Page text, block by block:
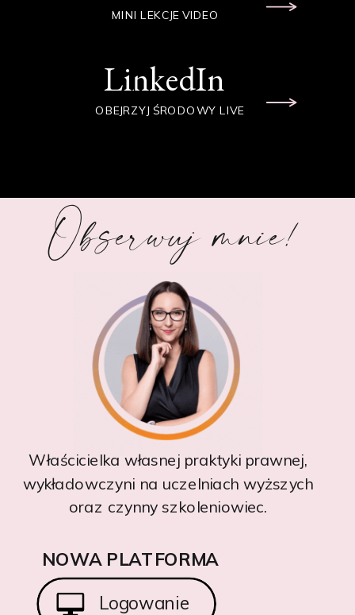
LinkedIn
MINI LEKCJE VIDEO
OBEJRZYJ ŚRODOWY LIVE
Obserwuj mnie!
Właścicielka własnej praktyki prawnej,
wykładowczyni na uczelniach wyższych
oraz czynny szkoleniowiec.
Logowanie
NOWA PLATFORMA